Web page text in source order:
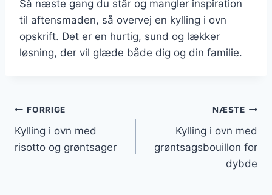
Så næste gang du står og mangler inspiration
til aftensmaden, så overvej en kylling i ovn
opskrift. Det er en hurtig, sund og lækker
løsning, der vil glæde både dig og din familie.
Indlægsnavigation
FORRIGE
Kylling i ovn med
risotto og grøntsager
NÆSTE
Kylling i ovn med
grøntsagsbouillon for
dybde